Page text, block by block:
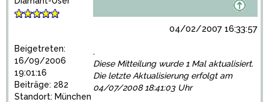
Beigetreten:
16/09/2006
19:01:16
Beiträge: 282
Standort: München
04/02/2007 16:33:57
.
Diese Mitteilung wurde 1 Mal aktualisiert.
Die letzte Aktualisierung erfolgt am
04/07/2008 18:41:03 Uhr